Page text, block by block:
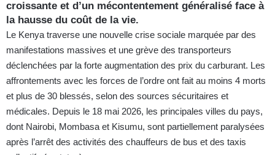
croissante et d’un mécontentement généralisé face à
la hausse du coût de la vie.
Le Kenya traverse une nouvelle crise sociale marquée par des
manifestations massives et une grève des transporteurs
déclenchées par la forte augmentation des prix du carburant. Les
affrontements avec les forces de l’ordre ont fait au moins 4 morts
et plus de 30 blessés, selon des sources sécuritaires et
médicales. Depuis le 18 mai 2026, les principales villes du pays,
dont Nairobi, Mombasa et Kisumu, sont partiellement paralysées
après l’arrêt des activités des chauffeurs de bus et des taxis